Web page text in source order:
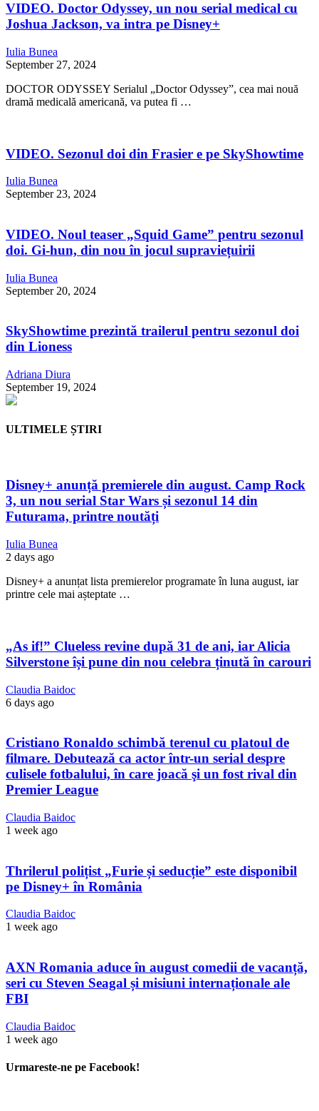
VIDEO. Doctor Odyssey, un nou serial medical cu
Joshua Jackson, va intra pe Disney+
Iulia Bunea
September 27, 2024
DOCTOR ODYSSEY Serialul „Doctor Odyssey”, cea mai nouă
dramă medicală americană, va putea fi …
VIDEO. Sezonul doi din Frasier e pe SkyShowtime
Iulia Bunea
September 23, 2024
VIDEO. Noul teaser „Squid Game” pentru sezonul
doi. Gi-hun, din nou în jocul supraviețuirii
Iulia Bunea
September 20, 2024
SkyShowtime prezintă trailerul pentru sezonul doi
din Lioness
Adriana Diura
September 19, 2024
ULTIMELE ȘTIRI
Disney+ anunță premierele din august. Camp Rock
3, un nou serial Star Wars și sezonul 14 din
Futurama, printre noutăți
Iulia Bunea
2 days ago
Disney+ a anunțat lista premierelor programate în luna august, iar
printre cele mai așteptate …
„As if!” Clueless revine după 31 de ani, iar Alicia
Silverstone își pune din nou celebra ținută în carouri
Claudia Baidoc
6 days ago
Cristiano Ronaldo schimbă terenul cu platoul de
filmare. Debutează ca actor într-un serial despre
culisele fotbalului, în care joacă şi un fost rival din
Premier League
Claudia Baidoc
1 week ago
Thrilerul polițist „Furie și seducție” este disponibil
pe Disney+ în România
Claudia Baidoc
1 week ago
AXN Romania aduce în august comedii de vacanță,
seri cu Steven Seagal și misiuni internaționale ale
FBI
Claudia Baidoc
1 week ago
Urmareste-ne pe Facebook!